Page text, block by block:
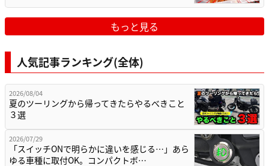
もっと見る
人気記事ランキング(全体)
2026/08/04
夏のツーリングから帰ってきたらやるべきこと
３選
2026/07/29
「スイッチONで明らかに違いを感じる…」あら
ゆる車種に取付OK。コンパクトボ…